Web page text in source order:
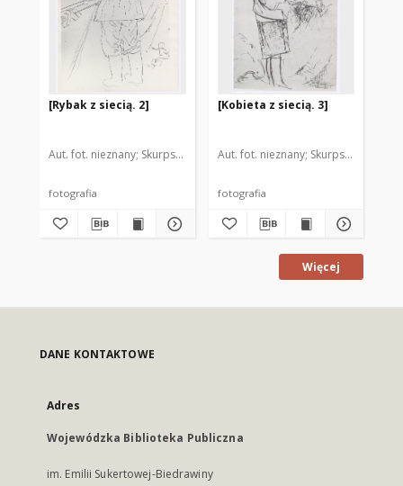
[Rybak z siecią. 2]
Aut. fot. nieznany Skurpski, Hieronim (1914-2006). Il.
fotografia
[Kobieta z siecią. 3]
Aut. fot. nieznany Skurpski,
fotografia
Więcej
DANE KONTAKTOWE
Adres
Wojewódzka Biblioteka Publiczna
im. Emilii Sukertowej-Biedrawiny